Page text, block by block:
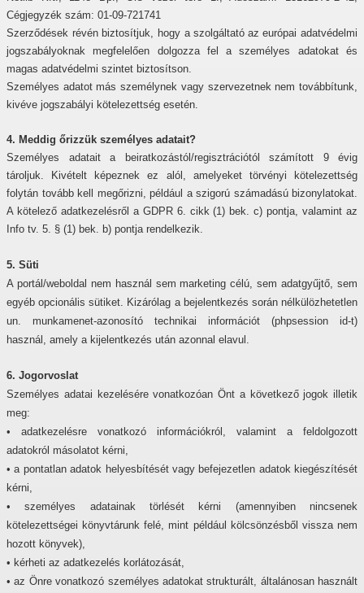
Cégjegyzék szám: 01-09-721741
Szerződések révén biztosítjuk, hogy a szolgáltató az európai adatvédelmi
jogszabályoknak megfelelően dolgozza fel a személyes adatokat és
magas adatvédelmi szintet biztosítson.
Személyes adatot más személynek vagy szervezetnek nem továbbítunk,
kivéve jogszabályi kötelezettség esetén.
4. Meddig őrizzük személyes adatait?
Személyes adatait a beiratkozástól/regisztrációtól számított 9 évig
tároljuk. Kivételt képeznek ez alól, amelyeket törvényi kötelezettség
folytán tovább kell megőrizni, például a szigorú számadású bizonylatokat.
A kötelező adatkezelésről a GDPR 6. cikk (1) bek. c) pontja, valamint az
Info tv. 5. § (1) bek. b) pontja rendelkezik.
5. Süti
A portál/weboldal nem használ sem marketing célú, sem adatgyűjtő, sem
egyéb opcionális sütiket. Kizárólag a bejelentkezés során nélkülözhetetlen
un. munkamenet-azonosító technikai információt (phpsession id-t)
használ, amely a kijelentkezés után azonnal elavul.
6. Jogorvoslat
Személyes adatai kezelésére vonatkozóan Önt a következő jogok illetik
meg:
• adatkezelésre vonatkozó információkról, valamint a feldolgozott
adatokról másolatot kérni,
• a pontatlan adatok helyesbítését vagy befejezetlen adatok kiegészítését
kérni,
• személyes adatainak törlését kérni (amennyiben nincsenek
kötelezettségei könyvtárunk felé, mint például kölcsönzésből vissza nem
hozott könyvek),
• kérheti az adatkezelés korlátozását,
• az Önre vonatkozó személyes adatokat strukturált, általánosan használt